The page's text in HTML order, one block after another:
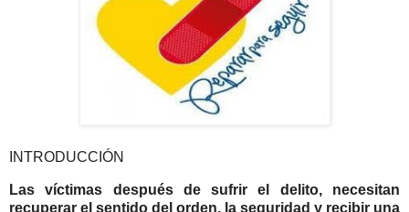
INTRODUCCIÓN
Las víctimas después de sufrir el delito, necesitan
recuperar el sentido del orden, la seguridad y recibir una